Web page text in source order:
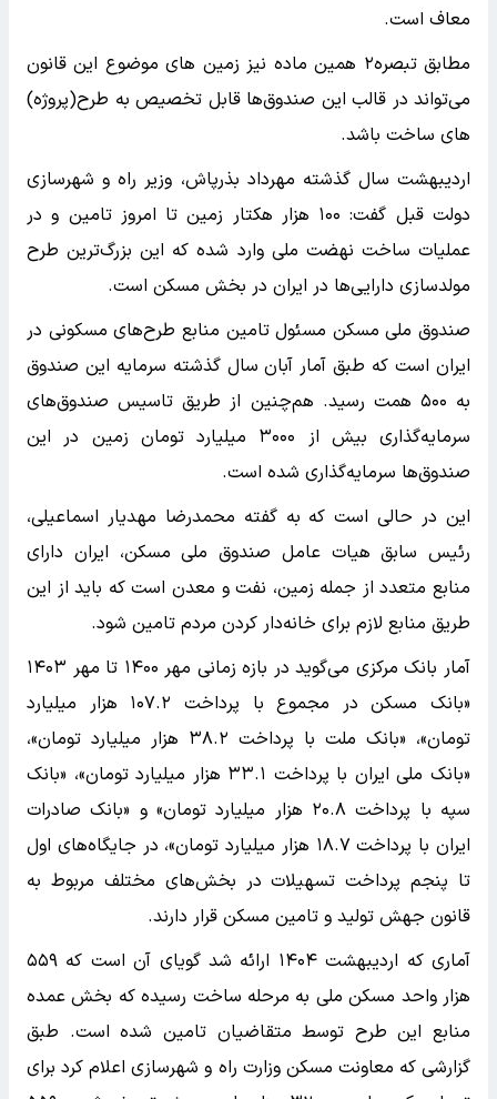
معاف است.
مطابق تبصره۲ همین ماده نیز زمین های موضوع این قانون
می‌تواند در قالب این صندوق‌ها قابل تخصیص به طرح(پروژه)
های ساخت باشد.
اردیبهشت سال گذشته مهرداد بذرپاش، وزیر راه و شهرسازی
دولت قبل گفت: ۱۰۰ هزار هکتار زمین تا امروز تامین و در
عملیات ساخت نهضت ملی وارد شده‌ که این بزرگ‌ترین طرح
مولدسازی دارایی‌ها در ایران در بخش مسکن است.
صندوق ملی مسکن مسئول تامین منابع طرح‌های مسکونی در
ایران است که طبق آمار آبان سال گذشته سرمایه این صندوق
به ۵۰۰ همت رسید. هم‌چنین از طریق تاسیس صندوق‌های
سرمایه‌گذاری بیش از ۳۰۰۰ میلیارد تومان زمین در این
صندوق‌ها سرمایه‌گذاری شده است.
این در حالی است که به گفته محمدرضا مهدیار اسماعیلی،
رئیس سابق هیات عامل صندوق ملی مسکن، ایران دارای
منابع متعدد از جمله زمین، نفت و معدن است که باید از این
طریق منابع لازم برای خانه‌دار کردن مردم تامین شود.
آمار بانک مرکزی می‌گوید در بازه زمانی مهر ۱۴۰۰ تا مهر ۱۴۰۳
«بانک مسکن در مجموع با پرداخت ۱۰۷.۲ هزار میلیارد
تومان»، «بانک ملت با پرداخت ۳۸.۲ هزار میلیارد تومان»،
«بانک ملی ایران با پرداخت ۳۳.۱ هزار میلیارد تومان»، «بانک
سپه با پرداخت ۲۰.۸ هزار میلیارد تومان» و «بانک صادرات
ایران با پرداخت ۱۸.۷ هزار میلیارد تومان»، در جایگاه‌های اول
تا پنجم پرداخت تسهیلات در بخش‌های مختلف مربوط به
قانون جهش تولید و تامین مسکن قرار دارند.
آماری که اردیبهشت ۱۴۰۴ ارائه شد گویای آن است که ۵۵۹
هزار واحد مسکن ملی به مرحله ساخت رسیده که بخش عمده
منابع این طرح توسط متقاضیان تامین شده است. طبق
گزارشی که معاونت مسکن وزارت راه و شهرسازی اعلام کرد برای